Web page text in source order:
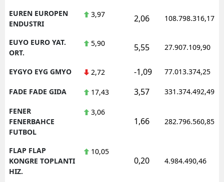
EUREN EUROPEN
ENDUSTRI
3,97 2,06 108.798.316,17
EUYO EURO YAT.
ORT.
5,90 5,55 27.907.109,90
EYGYO EYG GMYO 2,72 -1,09 77.013.374,25
FADE FADE GIDA 17,43 3,57 331.374.492,49
FENER
FENERBAHCE
FUTBOL
3,06
1,66 282.796.560,85
FLAP FLAP
KONGRE TOPLANTI
HIZ.
10,05
0,20 4.984.490,46